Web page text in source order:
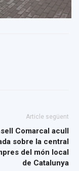
Article següent
Comarcal acull
sobre la central
del món local
de Catalunya